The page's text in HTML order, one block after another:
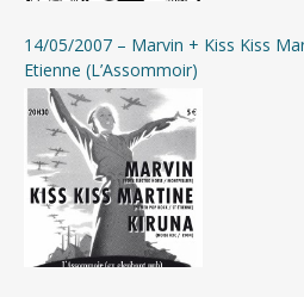
14/05/2007 – Marvin + Kiss Kiss
Etienne (L’Assommoir)